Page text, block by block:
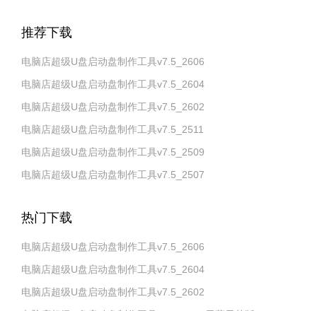
推荐下载
电脑店超级U盘启动盘制作工具v7.5_2606
电脑店超级U盘启动盘制作工具v7.5_2604
电脑店超级U盘启动盘制作工具v7.5_2602
电脑店超级U盘启动盘制作工具v7.5_2511
电脑店超级U盘启动盘制作工具v7.5_2509
电脑店超级U盘启动盘制作工具v7.5_2507
热门下载
电脑店超级U盘启动盘制作工具v7.5_2606
电脑店超级U盘启动盘制作工具v7.5_2604
电脑店超级U盘启动盘制作工具v7.5_2602